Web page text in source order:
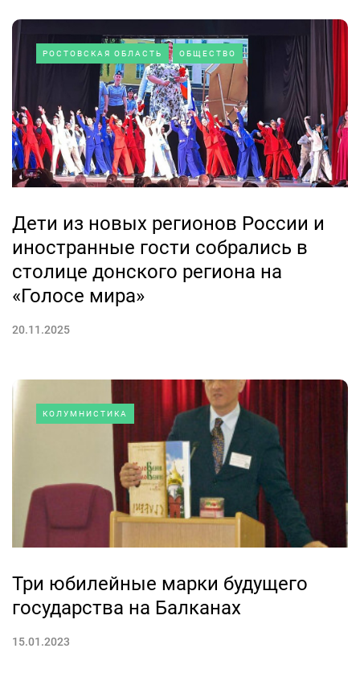
РОСТОВСКАЯ ОБЛАСТЬ ОБЩЕСТВО
Дети из новых регионов России и
иностранные гости собрались в
столице донского региона на
«Голосе мира»
20.11.2025
КОЛУМНИСТИКА
Три юбилейные марки будущего
государства на Балканах
15.01.2023